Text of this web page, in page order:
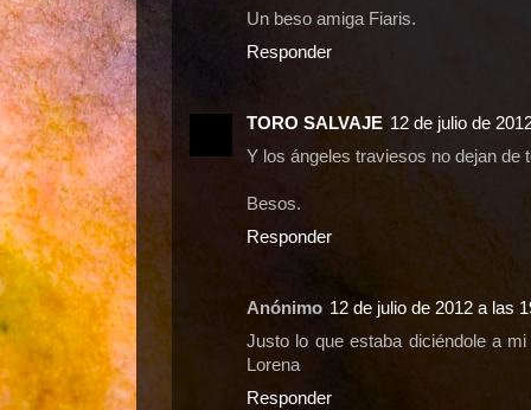
Un beso amiga Fiaris.
Responder
TORO SALVAJE 12 de julio de
Y los ángeles traviesos no dejan de
Besos.
Responder
Anónimo 12 de julio de 2012 a las
Justo lo que estaba diciéndole a
Lorena
Responder